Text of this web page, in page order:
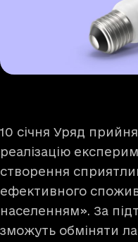
10 січня Уряд
реалізацію
створення
ефективного
населенням». За
зможуть обміняти